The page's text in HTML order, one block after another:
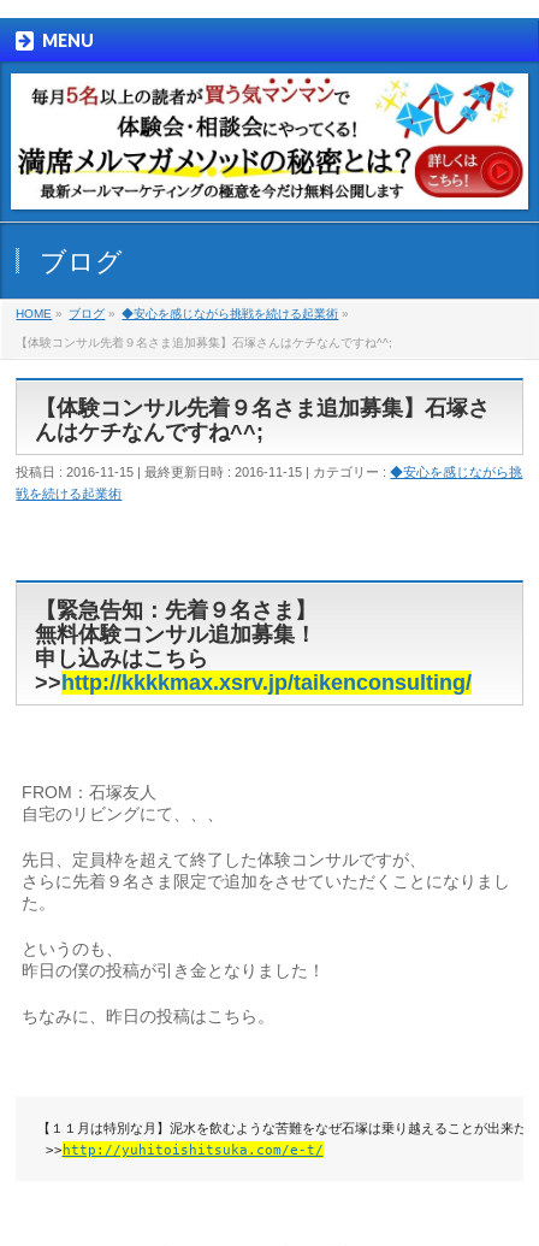
MENU
ブログ
HOME » ブログ » ◆安心を感じながら挑戦を続ける起業術 »
【体験コンサル先着９名さま追加募集】石塚さんはケチなんですね^^;
【体験コンサル先着９名さま追加募集】石塚さ
んはケチなんですね^^;
投稿日 : 2016-11-15 最終更新日時 : 2016-11-15 カテゴリー :◆安心を感じながら挑
戦を続ける起業術
【緊急告知：先着９名さま】
無料体験コンサル追加募集！
申し込みはこちら
>> http://kkkkmax.xsrv.jp/taikenconsulting/
FROM：石塚友人
自宅のリビングにて、、、
先日、定員枠を超えて終了した体験コンサルですが、
さらに先着９名さま限定で追加をさせていただくことになりまし
た。
というのも、
昨日の僕の投稿が引き金となりました！
ちなみに、昨日の投稿はこちら。
【１１月は特別な月】泥水を飲むような苦難をなぜ石塚は乗り越えることが出来た
>>http://yuhitoishitsuka.com/e-t/